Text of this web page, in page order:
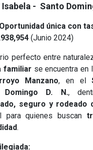
- Santo
única con
(Junio 2024)
perfecto entre
familiar se encuentra en
Manzano, en el
Domingo D. N.,
seguro y rodeado
para quienes buscan
.